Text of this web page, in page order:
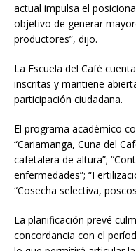
actual impulsa el
objetivo de generar
productores”, dijo.
La Escuela del Café
inscritas y mantiene
participación ciudadana.
El programa académico
“Cariamanga, Cuna del
cafetalera de altura”;
enfermedades”;
“Cosecha selectiva,
La planificación prevé
concordancia con el